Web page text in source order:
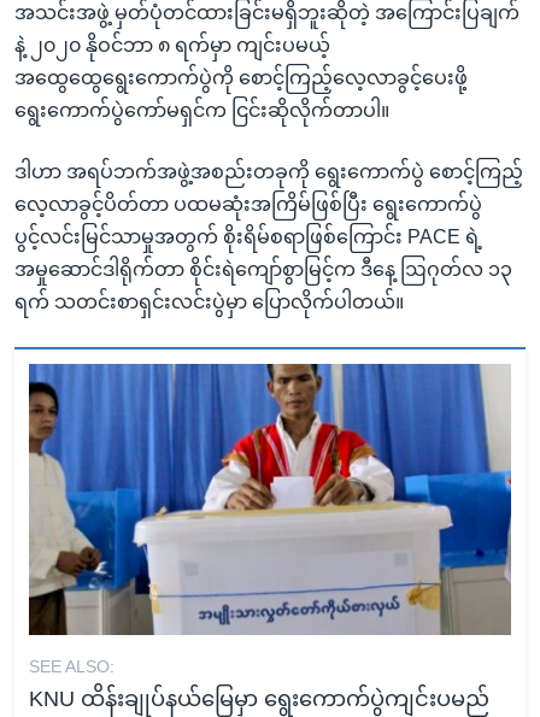
အသင်းအဖွဲ့ မှတ်ပုံတင်ထားခြင်းမရှိဘူးဆိုတဲ့ အကြောင်းပြချက်
နဲ့ ၂၀၂၀ နိုဝင်ဘာ ၈ ရက်မှာ ကျင်းပမယ့်
အထွေထွေရွေးကောက်ပွဲကို စောင့်ကြည့်လေ့လာခွင့်ပေးဖို့
ရွေးကောက်ပွဲကော်မရှင်က ငြင်းဆိုလိုက်တာပါ။
ဒါဟာ အရပ်ဘက်အဖွဲ့အစည်းတခုကို ရွေးကောက်ပွဲ စောင့်ကြည့်
လေ့လာခွင့်ပိတ်တာ ပထမဆုံးအကြိမ်ဖြစ်ပြီး ရွေးကောက်ပွဲ
ပွင့်လင်းမြင်သာမှုအတွက် စိုးရိမ်စရာဖြစ်ကြောင်း PACE ရဲ့
အမှုဆောင်ဒါရိုက်တာ စိုင်းရဲကျော်စွာမြင့်က ဒီနေ့ ဩဂုတ်လ ၁၃
ရက် သတင်းစာရှင်းလင်းပွဲမှာ ပြောလိုက်ပါတယ်။
SEE ALSO:
KNU ထိန်းချုပ်နယ်မြေမှာ ရွေးကောက်ပွဲကျင်းပမည်